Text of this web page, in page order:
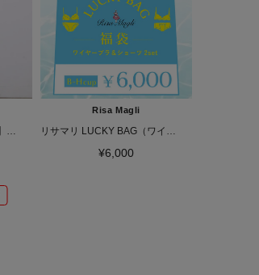
【低身長さんも選べる着丈】マドラスチェックワンピース
Risa Magli
リサマリ LUCKY BAG（ワイヤーブラ＋ショーツ 2セット）
¥6,000